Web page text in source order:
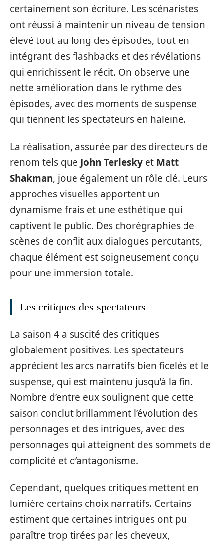
certainement son écriture. Les scénaristes
ont réussi à maintenir un niveau de tension
élevé tout au long des épisodes, tout en
intégrant des flashbacks et des révélations
qui enrichissent le récit. On observe une
nette amélioration dans le rythme des
épisodes, avec des moments de suspense
qui tiennent les spectateurs en haleine.
La réalisation, assurée par des directeurs de
renom tels que John Terlesky et Matt
Shakman, joue également un rôle clé. Leurs
approches visuelles apportent un
dynamisme frais et une esthétique qui
captivent le public. Des chorégraphies de
scènes de conflit aux dialogues percutants,
chaque élément est soigneusement conçu
pour une immersion totale.
Les critiques des spectateurs
La saison 4 a suscité des critiques
globalement positives. Les spectateurs
apprécient les arcs narratifs bien ficelés et le
suspense, qui est maintenu jusqu’à la fin.
Nombre d’entre eux soulignent que cette
saison conclut brillamment l’évolution des
personnages et des intrigues, avec des
personnages qui atteignent des sommets de
complicité et d’antagonisme.
Cependant, quelques critiques mettent en
lumière certains choix narratifs. Certains
estiment que certaines intrigues ont pu
paraître trop tirées par les cheveux,